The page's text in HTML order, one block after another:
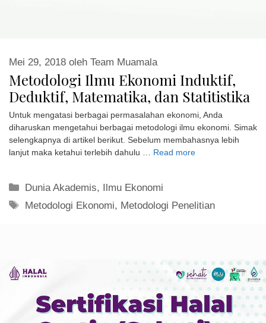
Metodologi Ilmu Ekonomi Induktif,
Deduktif, Matematika, dan Statitistika
Mei 29, 2018 oleh Team Muamala
Untuk mengatasi berbagai permasalahan ekonomi, Anda
diharuskan mengetahui berbagai metodologi ilmu ekonomi. Simak
selengkapnya di artikel berikut. Sebelum membahasnya lebih
lanjut maka ketahui terlebih dahulu … Read more
Kategori
Dunia Akademis, Ilmu Ekonomi
Tag
Metodologi Ekonomi, Metodologi Penelitian